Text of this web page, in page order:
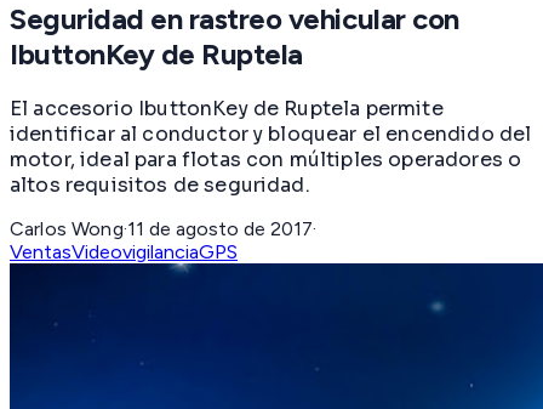
Seguridad en rastreo vehicular con
IbuttonKey de Ruptela
El accesorio IbuttonKey de Ruptela permite
identificar al conductor y bloquear el encendido del
motor, ideal para flotas con múltiples operadores o
altos requisitos de seguridad.
Carlos Wong·11 de agosto de 2017·
VentasVideovigilanciaGPS